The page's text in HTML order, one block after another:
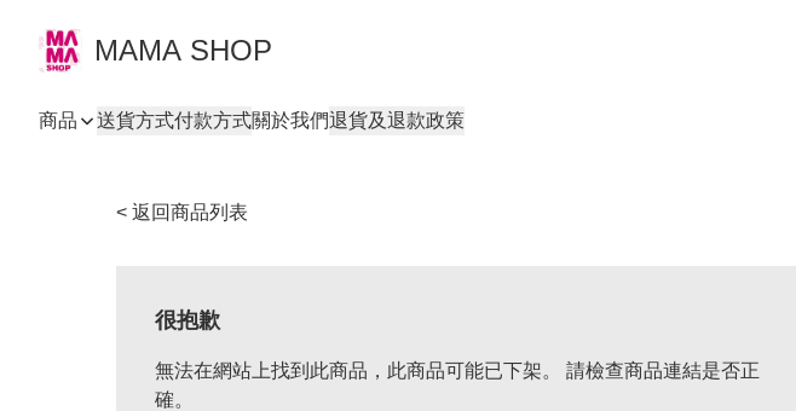
MAMA SHOP
商品 送貨方式付款方式關於我們退貨及退款政策
< 返回商品列表
很抱歉
無法在網站上找到此商品，此商品可能已下架。 請檢查商品連結是否正
確。